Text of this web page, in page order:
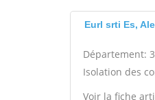
Eurl srti Es,
Département:
Isolation des
Voir la fiche